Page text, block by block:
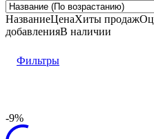
НазваниеЦенаХиты продаж
добавленияВ наличии
Фильтры
-9%